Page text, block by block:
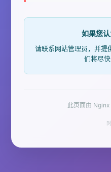
如果您
请联系网站管理员，并提
们将尽快
此页面由